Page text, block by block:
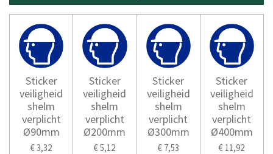
Sticker
veiligheid
shelm
verplicht
Ø90mm
€ 3,32
Sticker
veiligheid
shelm
verplicht
Ø200mm
€ 5,12
Sticker
veiligheid
shelm
verplicht
Ø300mm
€ 7,53
Sticker
veiligheid
shelm
verplicht
Ø400mm
€ 11,92